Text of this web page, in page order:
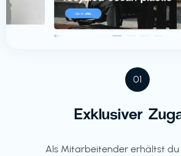
01
Exklusiver
Als Mitarbeitender erhältst